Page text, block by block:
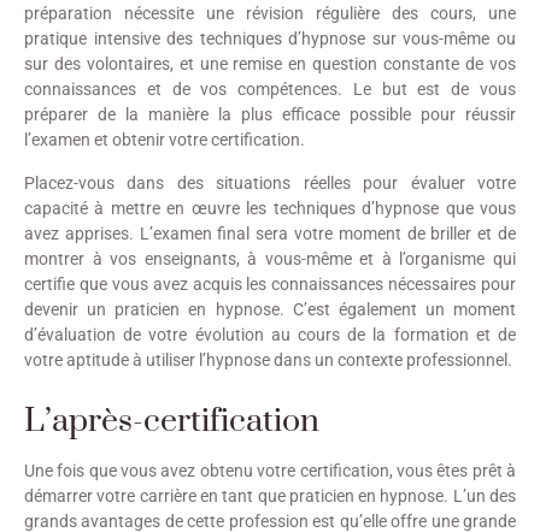
préparation nécessite une révision régulière des cours, une
pratique intensive des techniques d’hypnose sur vous-même ou
sur des volontaires, et une remise en question constante de vos
connaissances et de vos compétences. Le but est de vous
préparer de la manière la plus efficace possible pour réussir
l’examen et obtenir votre certification.
Placez-vous dans des situations réelles pour évaluer votre
capacité à mettre en œuvre les techniques d’hypnose que vous
avez apprises. L’examen final sera votre moment de briller et de
montrer à vos enseignants, à vous-même et à l’organisme qui
certifie que vous avez acquis les connaissances nécessaires pour
devenir un praticien en hypnose. C’est également un moment
d’évaluation de votre évolution au cours de la formation et de
votre aptitude à utiliser l’hypnose dans un contexte professionnel.
L’après-certification
Une fois que vous avez obtenu votre certification, vous êtes prêt à
démarrer votre carrière en tant que praticien en hypnose. L’un des
grands avantages de cette profession est qu’elle offre une grande